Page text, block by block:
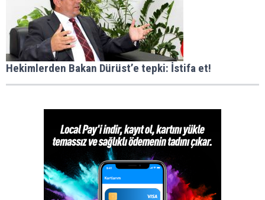
Hekimlerden Bakan Dürüst’e tepki: İstifa et!